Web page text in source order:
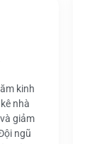
kinh
nhà
giảm
ngũ